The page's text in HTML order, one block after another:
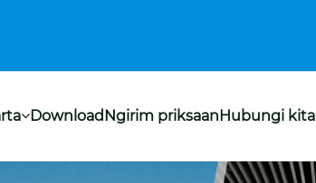
Download Ngirim priksaanHubungi kita